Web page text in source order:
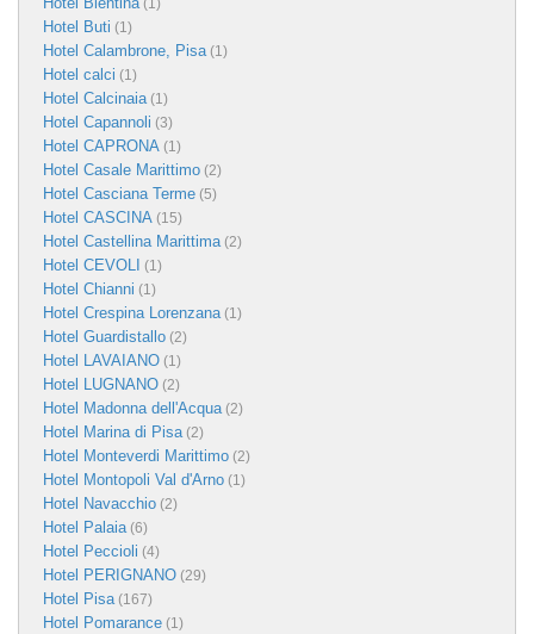
(1)
Hotel Buti (1)
Hotel Calambrone, Pisa(1)
Hotel calci (1)
Hotel Calcinaia(1)
Hotel Capannoli (3)
Hotel CAPRONA (1)
Hotel Casale Marittimo (2)
Hotel Casciana Terme (5)
Hotel CASCINA (15)
Hotel Castellina Marittima(2)
Hotel CEVOLI (1)
Hotel Chianni (1)
Hotel Crespina Lorenzana(1)
Hotel Guardistallo (2)
Hotel LAVAIANO (1)
Hotel LUGNANO (2)
Hotel Madonna dell'Acqua(2)
Hotel Marina di Pisa(2)
Hotel Monteverdi Marittimo (2)
Hotel Montopoli Val d'Arno (1)
Hotel Navacchio (2)
Hotel Palaia(6)
Hotel Peccioli (4)
Hotel PERIGNANO (29)
Hotel Pisa(167)
Hotel Pomarance (1)